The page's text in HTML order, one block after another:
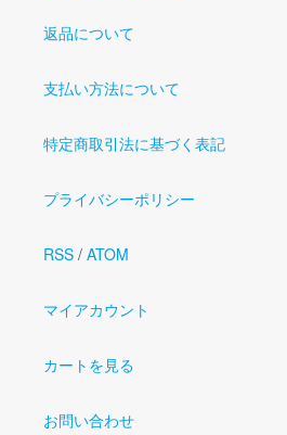
返品について
支払い方法について
特定商取引法に基づく表記
プライバシーポリシー
RSS / ATOM
マイアカウント
カートを見る
お問い合わせ